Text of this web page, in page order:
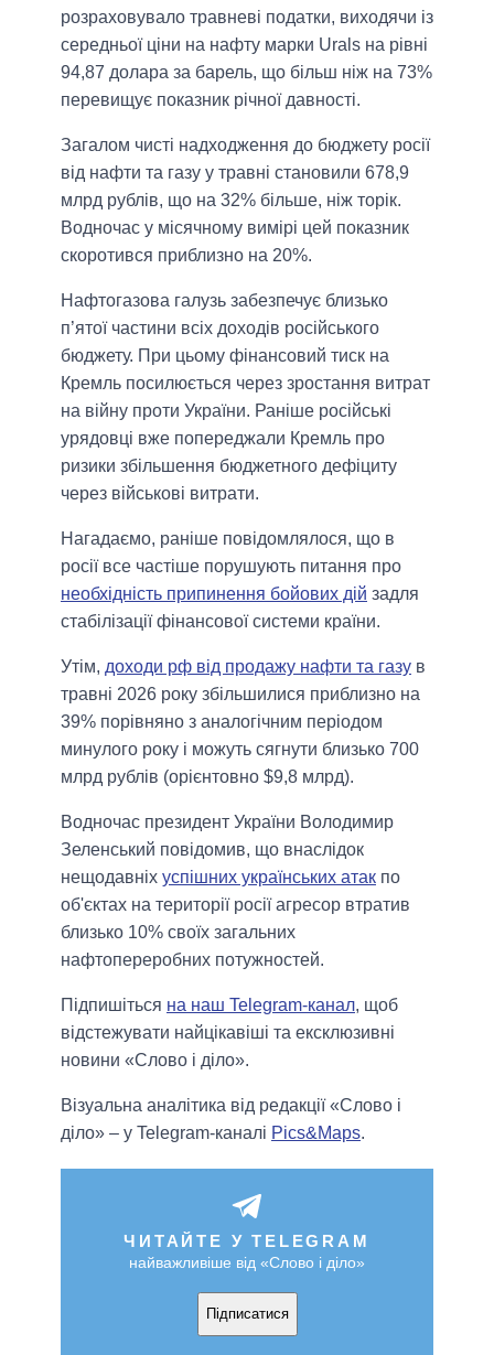
розраховувало травневі податки, виходячи із
середньої ціни на нафту марки Urals на рівні
94,87 долара за барель, що більш ніж на 73%
перевищує показник річної давності.
Загалом чисті надходження до бюджету росії
від нафти та газу у травні становили 678,9
млрд рублів, що на 32% більше, ніж торік.
Водночас у місячному вимірі цей показник
скоротився приблизно на 20%.
Нафтогазова галузь забезпечує близько
п’ятої частини всіх доходів російського
бюджету. При цьому фінансовий тиск на
Кремль посилюється через зростання витрат
на війну проти України. Раніше російські
урядовці вже попереджали Кремль про
ризики збільшення бюджетного дефіциту
через військові витрати.
Нагадаємо, раніше повідомлялося, що в
росії все частіше порушують питання про
необхідність припинення бойових дій задля
стабілізації фінансової системи країни.
Утім, доходи рф від продажу нафти та газу в
травні 2026 року збільшилися приблизно на
39% порівняно з аналогічним періодом
минулого року і можуть сягнути близько 700
млрд рублів (орієнтовно $9,8 млрд).
Водночас президент України Володимир
Зеленський повідомив, що внаслідок
нещодавніх успішних українських атак по
об'єктах на території росії агресор втратив
близько 10% своїх загальних
нафтопереробних потужностей.
Підпишіться на наш Telegram-канал, щоб
відстежувати найцікавіші та ексклюзивні
новини «Слово і діло».
Візуальна аналітика від редакції «Слово і
діло» – у Telegram-каналі Pics&Maps.
ЧИТАЙТЕ У TELEGRAM
найважливіше від «Слово і діло»
Підписатися